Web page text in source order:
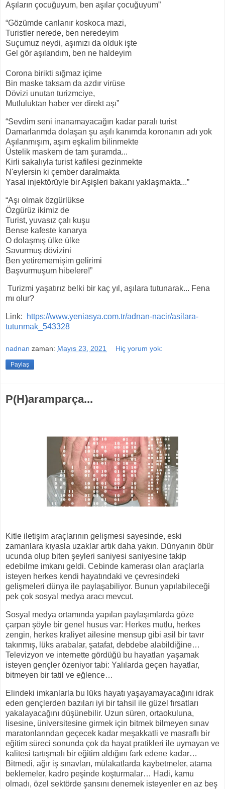
Aşıların çocuğuyum, ben aşılar çocuğuyum”
“Gözümde canlanır koskoca mazi,
Turistler nerede, ben neredeyim
Suçumuz neydi, aşımızı da olduk işte
Gel gör aşılandım, ben ne haldeyim
Corona birikti sığmaz içime
Bin maske taksam da azdır virüse
Dövizi unutan turizmciye,
Mutluluktan haber ver direkt aşı”
“Sevdim seni inanamayacağın kadar paralı turist
Damarlarımda dolaşan şu aşılı kanımda koronanın adı yok
Aşılanmışım, aşım eşkalim bilinmekte
Üstelik maskem de tam şuramda...
Kirli sakalıyla turist kafilesi gezinmekte
N'eylersin ki çember daralmakta
Yasal injektörüyle bir Aşişleri bakanı yaklaşmakta...”
“Aşı olmak özgürlükse
Özgürüz ikimiz de
Turist, yuvasız çalı kuşu
Bense kafeste kanarya
O dolaşmış ülke ülke
Savurmuş dövizini
Ben yetirememişim gelirimi
Başvurmuşum hibelere!”
Turizmi yaşatırız belki bir kaç yıl, aşılara tutunarak... Fena
mı olur?
Link:
https://www.yeniasya.com.tr/adnan-nacir/asilara-
tutunmak_543328
nadnan zaman: Mayıs 23, 2021 Hiç yorum yok:
Paylaş
P(H)aramparça...
Kitle iletişim araçlarının gelişmesi sayesinde, eski
zamanlara kıyasla uzaklar artık daha yakın. Dünyanın öbür
ucunda olup biten şeyleri saniyesi saniyesine takip
edebilme imkanı geldi. Cebinde kamerası olan araçlarla
isteyen herkes kendi hayatındaki ve çevresindeki
gelişmeleri dünya ile paylaşabiliyor. Bunun yapılabileceği
pek çok sosyal medya aracı mevcut.
Sosyal medya ortamında yapılan paylaşımlarda göze
çarpan şöyle bir genel husus var: Herkes mutlu, herkes
zengin, herkes kraliyet ailesine mensup gibi asil bir tavır
takınmış, lüks arabalar, şatafat, debdebe alabildiğine…
Televizyon ve internette gördüğü bu hayatları yaşamak
isteyen gençler özeniyor tabi: Yalılarda geçen hayatlar,
bitmeyen bir tatil ve eğlence…
Elindeki imkanlarla bu lüks hayatı yaşayamayacağını idrak
eden gençlerden bazıları iyi bir tahsil ile güzel fırsatları
yakalayacağını düşünebilir. Uzun süren, ortaokuluna,
lisesine, üniversitesine girmek için bitmek bilmeyen sınav
maratonlarından geçecek kadar meşakkatli ve masraflı bir
eğitim süreci sonunda çok da hayat pratikleri ile uymayan ve
kalitesi tartışmalı bir eğitim aldığını fark edene kadar…
Bitmedi, ağır iş sınavları, mülakatlarda kaybetmeler, atama
beklemeler, kadro peşinde koşturmalar… Hadi, kamu
olmadı, özel sektörde şansını denemek isteyenler en az beş